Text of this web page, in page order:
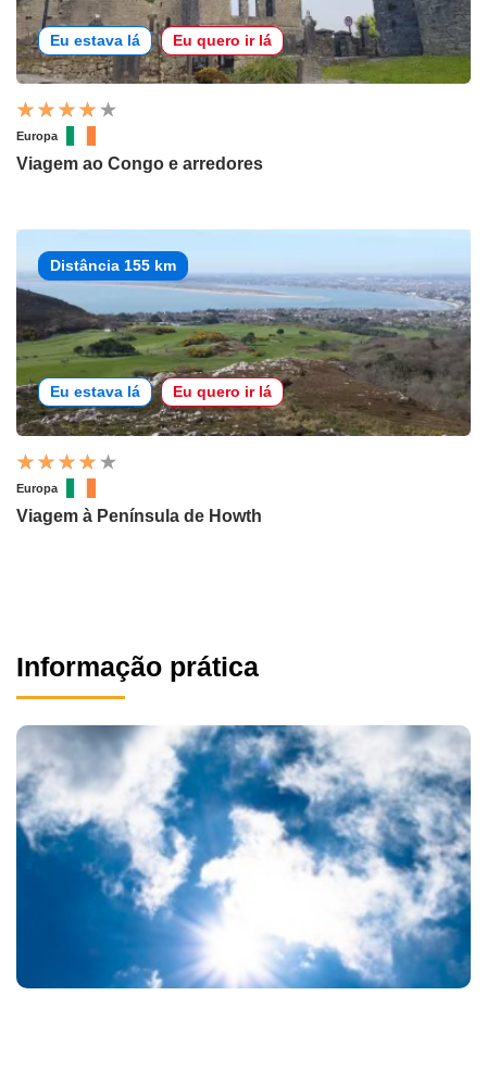
Eu estava lá Eu quero ir lá
Europa
Viagem ao Congo e arredores
Distância 155 km
Eu estava lá Eu quero ir lá
Europa
Viagem à Península de Howth
Informação prática